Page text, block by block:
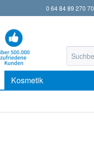
0 64 84 89 270 70
Kosmetik